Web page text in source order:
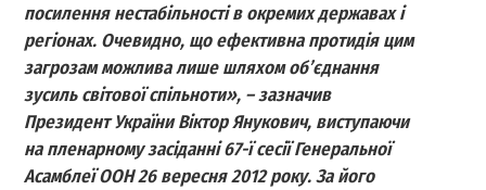
посилення нестабільності в окремих державах і
регіонах. Очевидно, що ефективна протидія цим
загрозам можлива лише шляхом об’єднання
зусиль світової спільноти», – зазначив
Президент України Віктор Янукович, виступаючи
на пленарному засіданні 67-ї сесії Генеральної
Асамблеї ООН 26 вересня 2012 року. За його